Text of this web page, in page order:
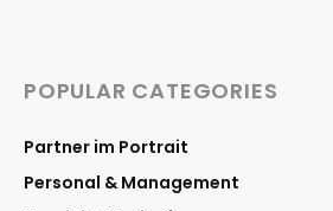
POPULAR CATEGORIES
Partner im Portrait
Personal & Management